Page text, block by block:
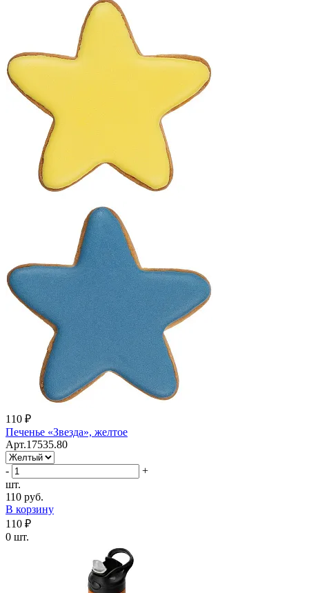
110 ₽
Печенье «Звезда», желтое
Арт.17535.80
-
+
шт.
110 руб.
В корзину
110 ₽
0 шт.